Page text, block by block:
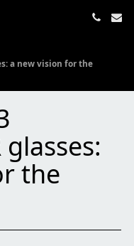
a new vision for the
the